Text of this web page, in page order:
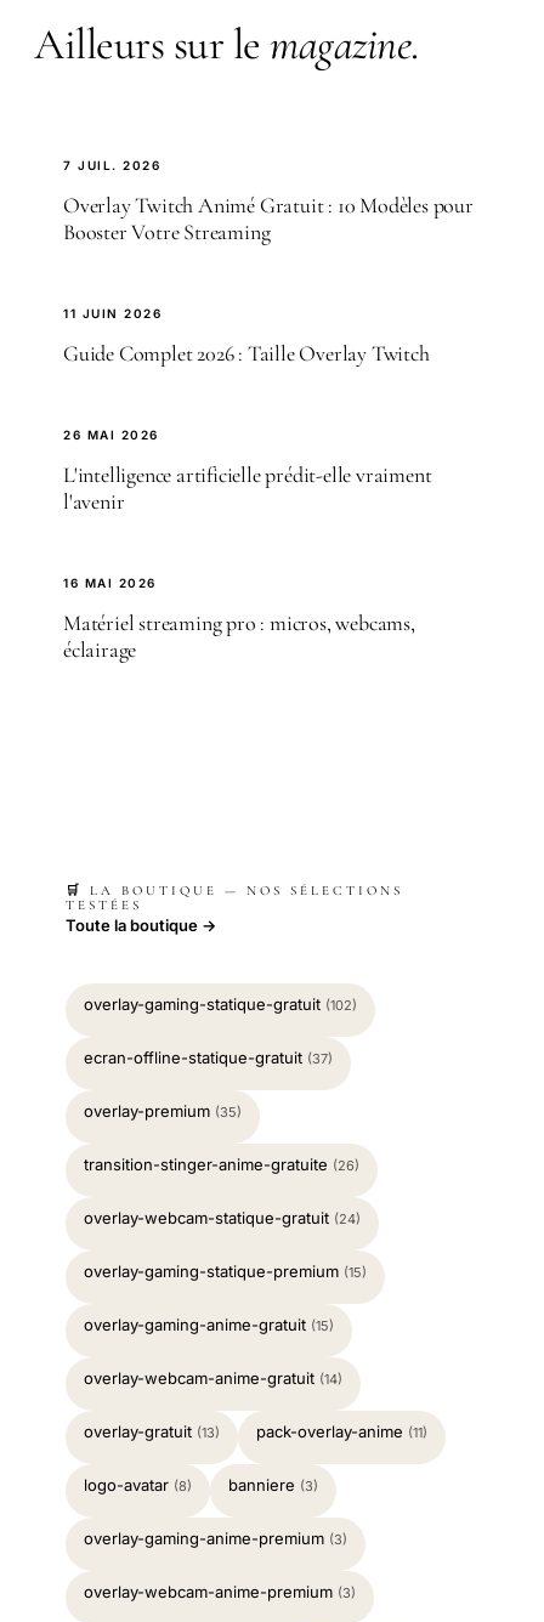
Ailleurs sur le magazine.
7 JUIL. 2026
Overlay Twitch Animé Gratuit : 10 Modèles pour
Booster Votre Streaming
11 JUIN 2026
Guide Complet 2026 : Taille Overlay Twitch
26 MAI 2026
L'intelligence artificielle prédit-elle vraiment
l'avenir
16 MAI 2026
Matériel streaming pro : micros, webcams,
éclairage
🛒 LA BOUTIQUE — NOS SÉLECTIONS
TESTÉES
Toute la boutique →
overlay-gaming-statique-gratuit (102)
ecran-offline-statique-gratuit (37)
overlay-premium (35)
transition-stinger-anime-gratuite (26)
overlay-webcam-statique-gratuit (24)
overlay-gaming-statique-premium (15)
overlay-gaming-anime-gratuit (15)
overlay-webcam-anime-gratuit (14)
overlay-gratuit (13) pack-overlay-anime (11)
logo-avatar (8) banniere (3)
overlay-gaming-anime-premium (3)
overlay-webcam-anime-premium (3)